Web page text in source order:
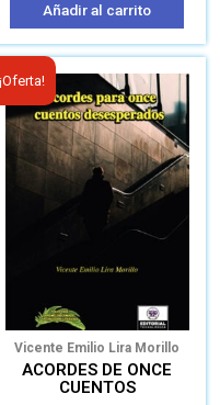
Añadir al carrito
¡Oferta!
Vicente Emilio Lira Morillo
ACORDES DE ONCE
CUENTOS
El
precio
original
era:
B/.8.00.
El
es:
B/